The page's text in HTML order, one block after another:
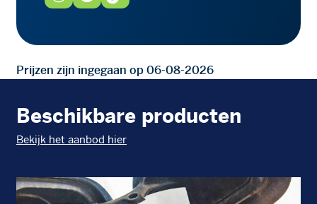
Prijzen zijn ingegaan op 06-08-2026
Beschikbare producten
Bekijk het aanbod hier